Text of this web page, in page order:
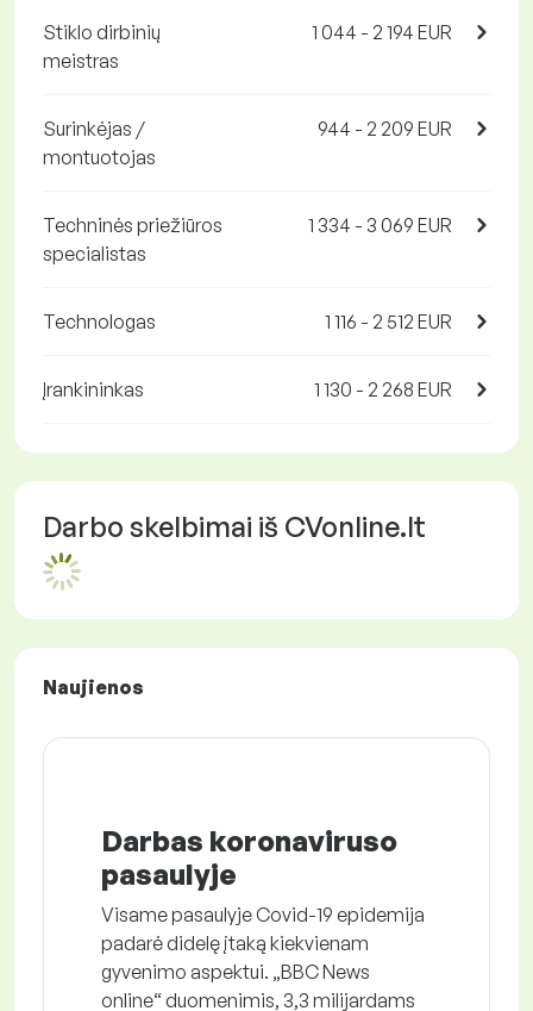
Stiklo dirbinių
meistras
1 044 - 2 194 EUR
Surinkėjas /
montuotojas
944 - 2 209 EUR
Techninės priežiūros
specialistas
1 334 - 3 069 EUR
Technologas 1 116 - 2 512 EUR
Įrankininkas 1 130 - 2 268 EUR
Darbo skelbimai iš CVonline.lt
Naujienos
Darbas koronaviruso
pasaulyje
Visame pasaulyje Covid-19 epidemija
padarė didelę įtaką kiekvienam
gyvenimo aspektui. „BBC News
online“ duomenimis, 3,3 milijardams